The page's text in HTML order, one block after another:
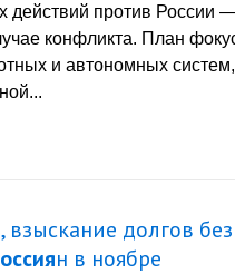
действий против России
конфликта. План
и автономных
взыскание долгов
н в ноябре